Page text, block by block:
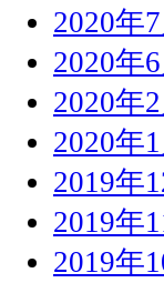
2020年7
2020年6
2020年2
2020年1
2019年
2019年
2019年